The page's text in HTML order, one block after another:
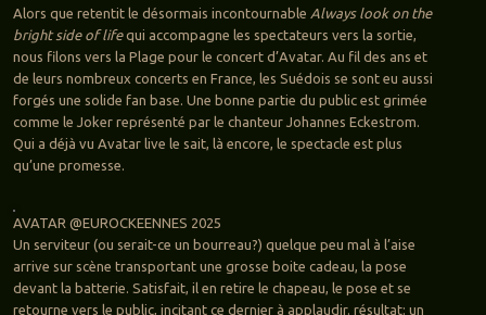
Alors que retentit le désormais incontournable Always look on the
bright side of lifequi accompagne les spectateurs vers la sortie,
nous filons vers la Plage pour le concert d’Avatar. Au fil des ans et
de leurs nombreux concerts en France, les Suédois se sont eu aussi
forgés une solide fan base. Une bonne partie du public est grimée
comme le Joker représenté par le chanteur Johannes Eckestrom.
Qui a déjà vu Avatar live le sait, là encore, le spectacle est plus
qu’une promesse.
AVATAR @EUROCKEENNES 2025
Un serviteur (ou serait-ce un bourreau?) quelque peu mal à l’aise
arrive sur scène transportant une grosse boite cadeau, la pose
devant la batterie. Satisfait, il en retire le chapeau, le pose et se
retourne vers le public, incitant ce dernier à applaudir. résultat: un